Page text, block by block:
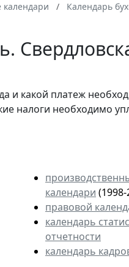
Календарь
и какой платеж
налоги необходимо
календари
правовой
календарь
отчетности
календарь